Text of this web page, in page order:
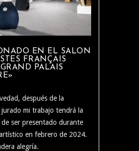
EN EL SALON
FRANÇAIS
PALAIS
después de la
jurado mi trabajo tendrá la
ser presentado durante
en febrero de 2024.
alegría.